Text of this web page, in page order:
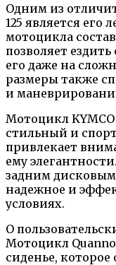
Одним из
125 является его
мотоцикла
позволяет
его даже на
размеры также
и
Мотоцикл KYMCO
стильный и
привлекает
ему
задним
надежное и
условиях.
О
Мотоцикл
сиденье,